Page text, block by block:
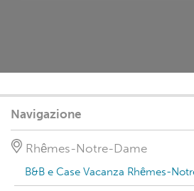
Navigazione
Rhêmes-Notre-Dame
B&B e Case Vacanza Rhêmes-